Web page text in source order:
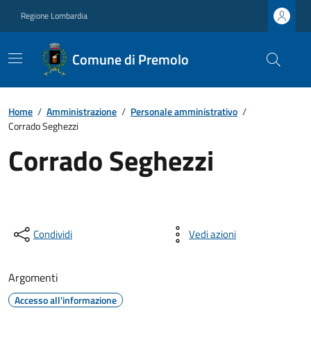
Regione Lombardia
Comune di Premolo
Home / Amministrazione / Personale amministrativo /
Corrado Seghezzi
Corrado Seghezzi
Condividi Vedi azioni
Argomenti
Accesso all'informazione